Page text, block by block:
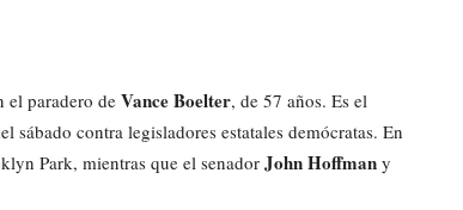
el paradero deVance Boelter, de 57 años. Es el
sábado contra legisladores estatales demócratas. En
Park, mientras que el senadorJohn Hoffman y